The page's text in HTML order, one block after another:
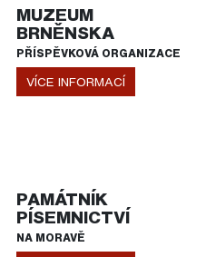
MUZEUM
BRNĚNSKA
PŘÍSPĚVKOVÁ ORGANIZACE
VÍCE INFORMACÍ
PAMÁTNÍK
PÍSEMNICTVÍ
NA MORAVĚ